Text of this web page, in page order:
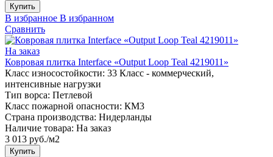
Купить
В избранное В избранном
Сравнить
На заказ
Ковровая плитка Interface «Output Loop Teal 4219011»
Класс износостойкости: 33 Класс - коммерческий,
интенсивные нагрузки
Тип ворса: Петлевой
Класс пожарной опасности: КМ3
Страна производства: Нидерланды
Наличие товара: На заказ
3 013 руб./м2
Купить